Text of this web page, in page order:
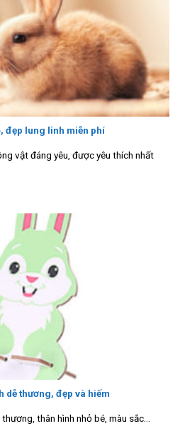
đẹp lung linh miễn phí
vật đáng yêu, được yêu thích nhất
dễ thương, đẹp và hiếm
thân hình nhỏ bé, màu sắc...